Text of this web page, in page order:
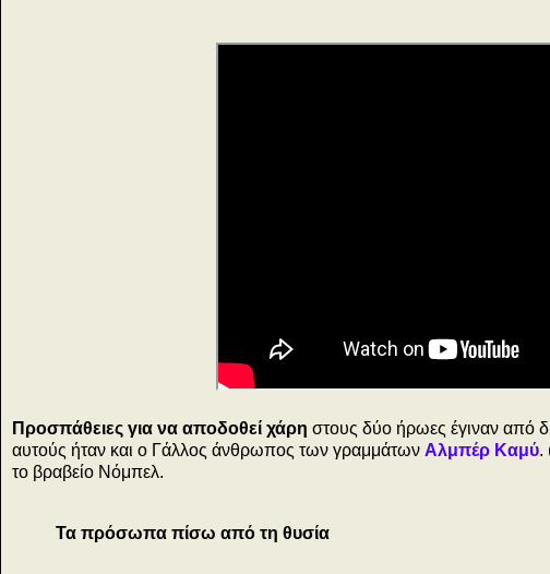
Προσπάθειες για να αποδοθεί χάρη στους δύο ήρωες έγιναν από
αυτούς ήταν και ο Γάλλος άνθρωπος των γραμμάτων Αλμπέρ Καμύ.
το βραβείο Νόμπελ.
Τα πρόσωπα πίσω από τη θυσία